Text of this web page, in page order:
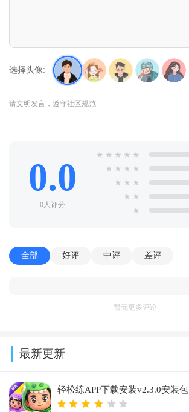
选择头像:
请文明发言，遵守社区规范
0.0
0人评分
★ ★ ★ ★ ★
★ ★ ★ ★
★ ★ ★
★ ★
★
全部 好评 中评 差评
暂无更多评论
最新更新
轻松练APP下载安装v2.3.0安装包